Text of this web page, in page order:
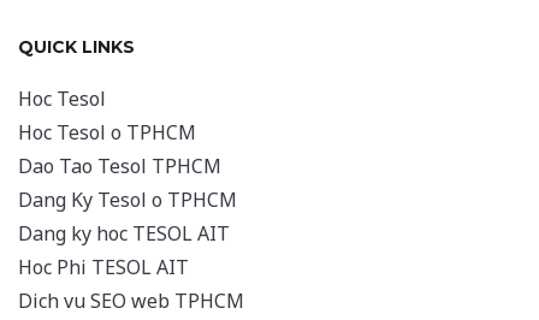
QUICK LINKS
Hoc Tesol
Hoc Tesol o TPHCM
Dao Tao Tesol TPHCM
Dang Ky Tesol o TPHCM
Dang ky hoc TESOL AIT
Hoc Phi TESOL AIT
Dich vu SEO web TPHCM